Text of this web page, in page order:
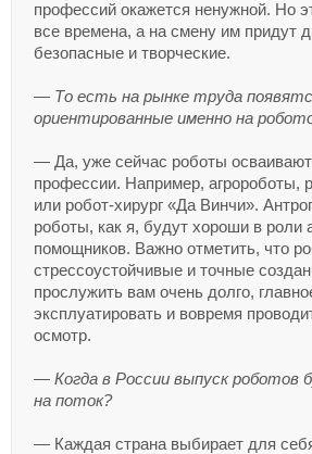
профессий окажется ненужной. Но
все времена, а на смену им придут
безопасные и творческие.
— То есть на рынке труда
ориентированные именно на
— Да, уже сейчас роботы
профессии. Например, агророботы,
или робот-хирург «Да Винчи».
роботы, как я, будут хороши в роли
помощников. Важно отметить, что
стрессоустойчивые и точные
прослужить вам очень долго,
эксплуатировать и вовремя
осмотр.
— Когда в России выпуск роботов
на поток?
— Каждая страна выбирает для